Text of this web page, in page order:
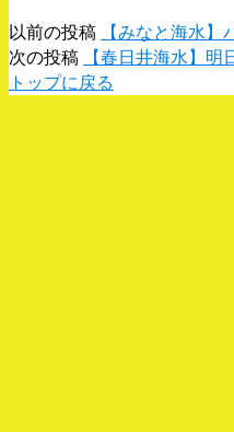
以前の投稿
【みなと海水】
次の投稿
【春日井海水】明
トップに戻る